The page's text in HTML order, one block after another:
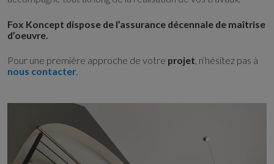
Fox Koncept dispose de l’assurance décennale de maîtrise
d’oeuvre.
Pour une première approche de votre projet , n’hésitez pas à
nous contacter.